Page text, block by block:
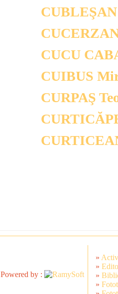
CUCU
CUIBUS
CURPAŞ
Powered by :
»
»
»
»